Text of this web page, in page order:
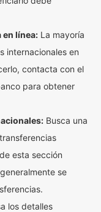
en línea: La mayoría
internacionales en
contacta con el
para obtener
Busca una
esta sección
se
los detalles